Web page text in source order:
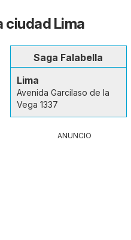
ciudad Lima
Saga Falabella
Lima
Avenida Garcilaso de la
Vega 1337
ANUNCIO